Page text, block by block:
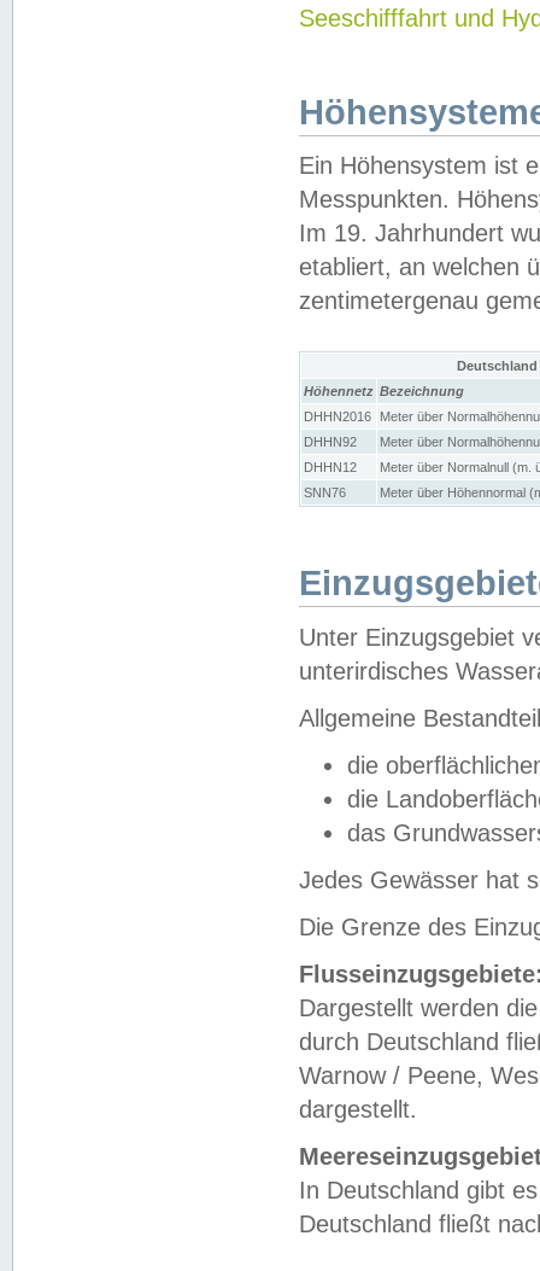
Seeschifffahrt und
Ein Höhensystem ist
Messpunkten.
Im 19. Jahrhundert
etabliert, an welchen
zentimetergenau
Höhennetz Bezeichnung
DHHN2016
Meter über
DHHN92
Meter über
DHHN12
Meter über Normalnull (m.
SNN76
Meter über Höhennormal
Unter Einzugsgebiet
unterirdisches
Allgemeine
die
die
das
Jedes Gewässer hat
Die Grenze des
Dargestellt werden
durch Deutschland
Warnow / Peene,
dargestellt.
In Deutschland gibt
Deutschland fließt